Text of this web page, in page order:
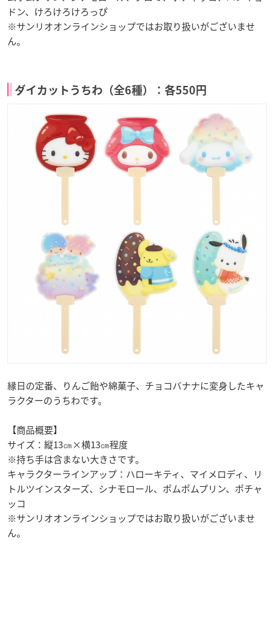
ドン、けろけろけろっぴ
※サンリオオンラインショップではお取り扱いがございませ
ん。
ダイカットうちわ（全6種）：各550円
縁日の定番、りんご飴や綿菓子、チョコバナナに変身したキャ
ラクターのうちわです。
【商品概要】
サイズ：縦13㎝×横13㎝程度
※持ち手は含まない大きさです。
キャラクターラインアップ：ハローキティ、マイメロディ、リ
トルツインスターズ、シナモロール、ポムポムプリン、ポチャ
ッコ
※サンリオオンラインショップではお取り扱いがございませ
ん。